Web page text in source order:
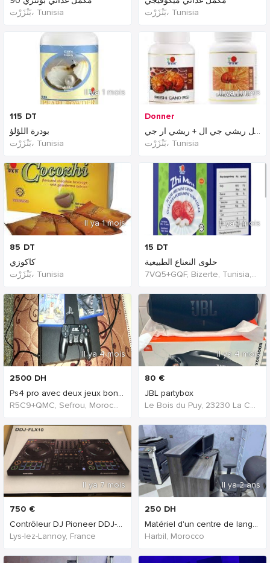
بَنْزَرْت‎، Tunisia
Il ya 1 mois
115 DT
بودرة اللؤلؤ
بَنْزَرْت‎، Tunisia
Il ya 1 mois
85 DT
كاكوزي
بَنْزَرْت‎، Tunisia
Il ya 4 mois
2500 DH
Ps4 pro avec deux jeux bon qualités
R5C9+QMC, Sefrou, Morocco, Morocco
Il ya 7 mois
750 €
Contrôleur DJ Pioneer DDJ-FLX 10, comme neuf !
Lys-lez-Lannoy, France
بَنْزَرْت‎، Tunisia
Il ya 1 mois
Donner
مكمل ريشي جي ال + ريشي ار جي
بَنْزَرْت‎، Tunisia
Il ya 1 mois
15 DT
حلوى النعناع الطبيعية
7VQ5+GQF, Bizerte, Tunisia, Tunisia
Il ya 4 mois
80 €
JBL partybox
Le Bois du Puy, 23230 La Celle-sous-Gouzon, France, France
Il ya 2 ans
250 DH
Matériel d'un centre de langue
Harbil, Morocco